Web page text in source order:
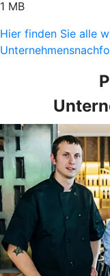
1 MB
Hier finden Sie alle